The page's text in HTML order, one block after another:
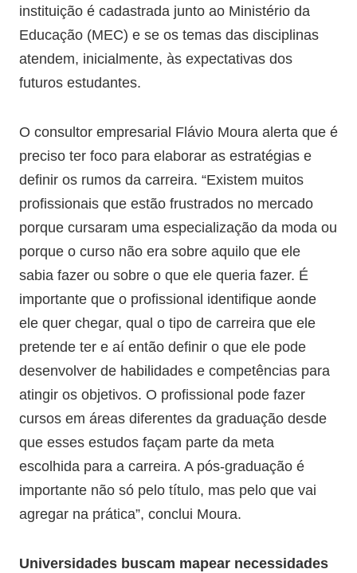
instituição é cadastrada junto ao Ministério da
Educação (MEC) e se os temas das disciplinas
atendem, inicialmente, às expectativas dos
futuros estudantes.
O consultor empresarial Flávio Moura alerta que é
preciso ter foco para elaborar as estratégias e
definir os rumos da carreira. “Existem muitos
profissionais que estão frustrados no mercado
porque cursaram uma especialização da moda ou
porque o curso não era sobre aquilo que ele
sabia fazer ou sobre o que ele queria fazer. É
importante que o profissional identifique aonde
ele quer chegar, qual o tipo de carreira que ele
pretende ter e aí então definir o que ele pode
desenvolver de habilidades e competências para
atingir os objetivos. O profissional pode fazer
cursos em áreas diferentes da graduação desde
que esses estudos façam parte da meta
escolhida para a carreira. A pós-graduação é
importante não só pelo título, mas pelo que vai
agregar na prática”, conclui Moura.
Universidades buscam mapear necessidades